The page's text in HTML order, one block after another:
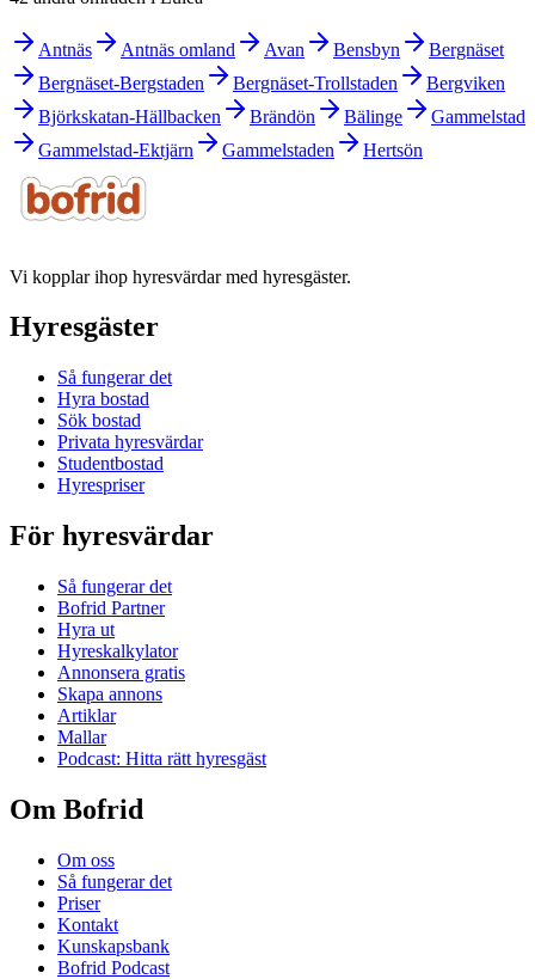
Antnäs Antnäs omland Avan Bensbyn
Bergnäset
Bergnäset-Bergstaden
Bergnäset-Trollstaden
Bergviken
Björkskatan-Hällbacken
Brändön Bälinge
Gammelstad
Gammelstad-Ektjärn
Gammelstaden Hertsön
Vi kopplar ihop hyresvärdar med hyresgäster.
Hyresgäster
Så fungerar det
Hyra bostad
Sök bostad
Privata hyresvärdar
Studentbostad
Hyrespriser
För hyresvärdar
Så fungerar det
Bofrid Partner
Hyra ut
Hyreskalkylator
Annonsera gratis
Skapa annons
Artiklar
Mallar
Podcast: Hitta rätt hyresgäst
Om Bofrid
Om oss
Så fungerar det
Priser
Kontakt
Kunskapsbank
Bofrid Podcast